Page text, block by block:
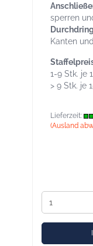
sperren
Kanten
1-9 Stk. je
> 9 Stk. je
Lieferzeit:
(Ausland